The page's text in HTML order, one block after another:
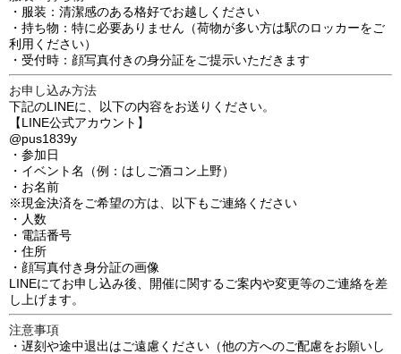
・服装：清潔感のある格好でお越しください
・持ち物：特に必要ありません（荷物が多い方は駅のロッカーをご
利用ください）
・受付時：顔写真付きの身分証をご提示いただきます
お申し込み方法
下記のLINEに、以下の内容をお送りください。
【LINE公式アカウント】
@pus1839y
・参加日
・イベント名（例：はしご酒コン上野）
・お名前
※現金決済をご希望の方は、以下もご連絡ください
・人数
・電話番号
・住所
・顔写真付き身分証の画像
LINEにてお申し込み後、開催に関するご案内や変更等のご連絡を差
し上げます。
注意事項
・遅刻や途中退出はご遠慮ください（他の方へのご配慮をお願いし